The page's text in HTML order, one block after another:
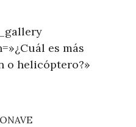
es más
o helicóptero?»